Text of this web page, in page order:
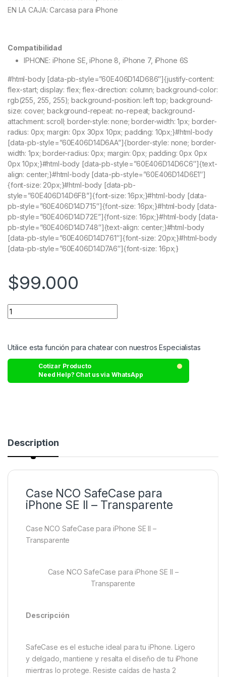
EN LA CAJA: Carcasa para iPhone
Compatibilidad
IPHONE: iPhone SE, iPhone 8, iPhone 7, iPhone 6S
#html-body [data-pb-style=”60E406D14D686″]{justify-content:
flex-start; display: flex; flex-direction: column; background-color:
rgb(255, 255, 255); background-position: left top; background-
size: cover; background-repeat: no-repeat; background-
attachment: scroll; border-style: none; border-width: 1px; border-
radius: 0px; margin: 0px 30px 10px; padding: 10px;}#html-body
[data-pb-style=”60E406D14D6AA”]{border-style: none; border-
width: 1px; border-radius: 0px; margin: 0px; padding: 0px 0px
0px 10px;}#html-body [data-pb-style=”60E406D14D6C6″]{text-
align: center;}#html-body [data-pb-style=”60E406D14D6E1″]
{font-size: 20px;}#html-body [data-pb-
style=”60E406D14D6FB”]{font-size: 16px;}#html-body [data-
pb-style=”60E406D14D715″]{font-size: 16px;}#html-body [data-
pb-style=”60E406D14D72E”]{font-size: 16px;}#html-body [data-
pb-style=”60E406D14D748″]{text-align: center;}#html-body
[data-pb-style=”60E406D14D761″]{font-size: 20px;}#html-body
[data-pb-style=”60E406D14D7A6″]{font-size: 16px;}
$99.000
Utilice esta función para chatear con nuestros Especialistas
Cotizar Producto
Need Help? Chat us via WhatsApp
Description
Case NCO SafeCase para
iPhone SE II – Transparente
Case NCO SafeCase para iPhone SE II –
Transparente
Case NCO SafeCase para iPhone SE II –
Transparente
Descripción
SafeCase es el estuche ideal para tu iPhone. Ligero
y delgado, mantiene y resalta el diseño de tu iPhone
mientras lo protege. Resiste caídas de hasta 2